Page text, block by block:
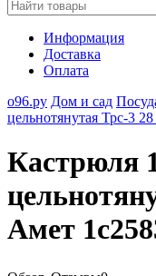
Информация
Доставка
Оплата
о96.ру Дом и сад
цельнотянутая Трс-3
Кастрюля
Амет